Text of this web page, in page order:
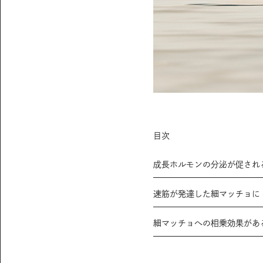
目次
成長ホルモンの分泌が促され
速筋が発達した細マッチョに
細マッチョへの相乗効果があ